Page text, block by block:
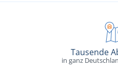
Tausende
in ganz